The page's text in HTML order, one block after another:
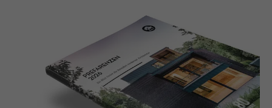
LinkedIn pour suivre l'utilisation de
services intégrés
lissc